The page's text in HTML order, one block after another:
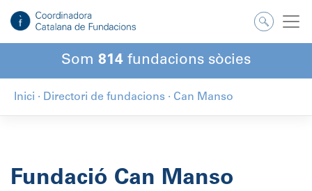
contingut
Som 814 fundacions sòcies
Inici · Directori de fundacions · Can Manso
Fundació Can Manso